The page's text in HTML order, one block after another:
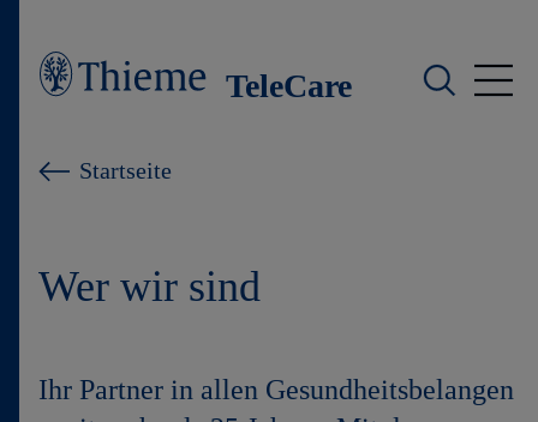
TeleCare
Wer wir sind
Startseite
Wer wir sind
Ihr Partner in allen Gesundheitsbelangen